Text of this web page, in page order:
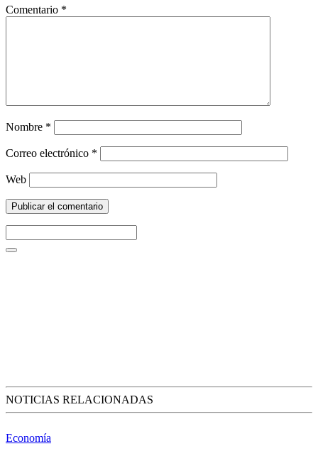
Comentario *
Nombre *
Correo electrónico *
Web
NOTICIAS RELACIONADAS
Economía